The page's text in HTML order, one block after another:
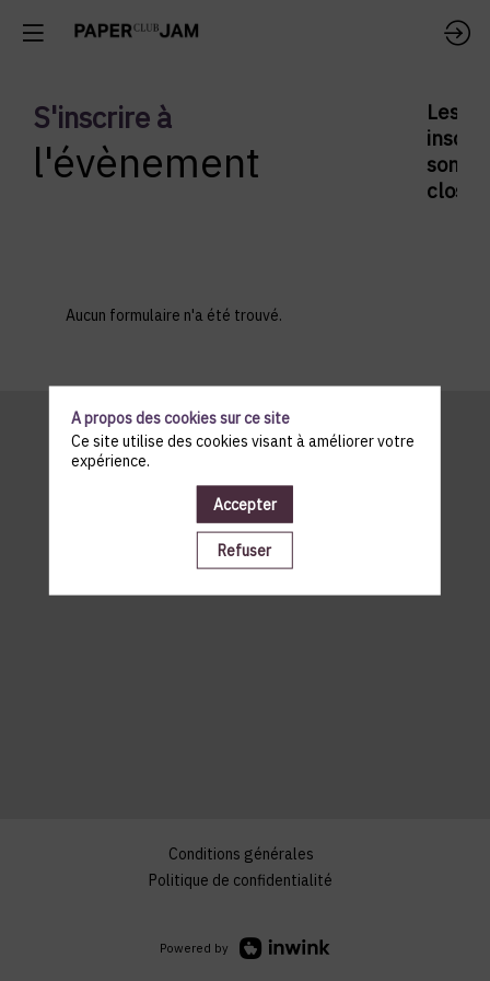
S'inscrire à
l'évènement
Les
sont
Aucun formulaire n'a été trouvé.
Conditions générales
Politique de confidentialité
Powered by
A propos des cookies sur ce site
Ce site utilise des cookies visant à améliorer votre
expérience.
Accepter
Refuser